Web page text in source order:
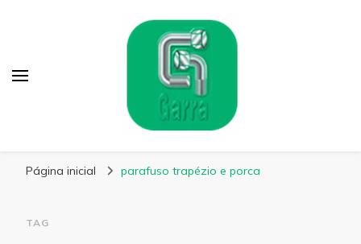
Página inicial parafuso trapézio e porca
TAG